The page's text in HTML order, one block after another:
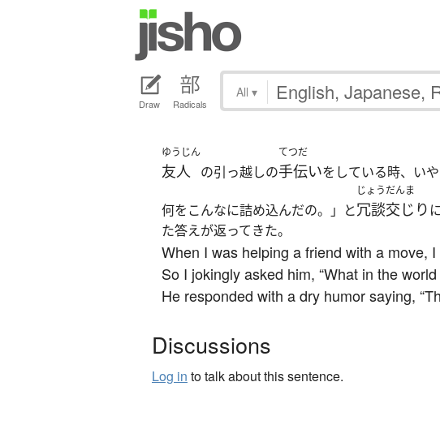
Draw Radicals
All ▾
ゆうじん
友人 の引っ越しの
てつだ
手伝いをしている時、い
何をこんなに詰め込んだの。」と
じょうだんま
冗談交じり
た答えが返ってきた。
When I was helping a friend with a move,
So I jokingly asked him, “What in the
He responded with a dry humor saying,
Discussions
Log in to talk about this sentence.